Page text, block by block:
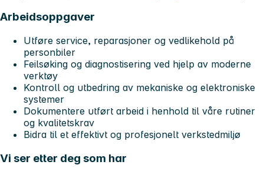
Arbeidsoppgaver
Utføre service, reparasjoner og vedlikehold på
personbiler
Feilsøking og diagnostisering ved hjelp av moderne
verktøy
Kontroll og utbedring av mekaniske og elektroniske
systemer
Dokumentere utført arbeid i henhold til våre rutiner
og kvalitetskrav
Bidra til et effektivt og profesjonelt verkstedmiljø
Vi ser etter deg som har